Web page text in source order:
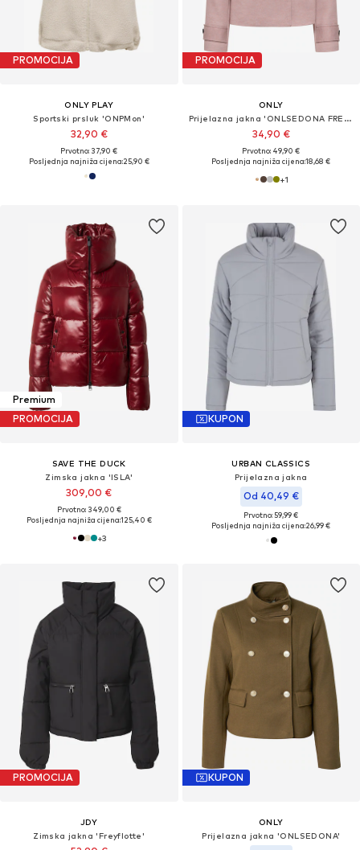
PROMOCIJA
ONLY PLAY
Sportski prsluk 'ONPMon'
32,90 €
Prvotno: 37,90 €
Posljednja najniža cijena:25,90 €
PROMOCIJA
ONLY
Prijelazna jakna 'ONLSEDONA FREJA'
34,90 €
Prvotno: 49,90 €
Posljednja najniža cijena:18,68 €
+1
Premium
PROMOCIJA
SAVE THE DUCK
Zimska jakna 'ISLA'
309,00 €
Prvotno: 349,00 €
Posljednja najniža cijena:125,40 €
+3
KUPON
URBAN CLASSICS
Prijelazna jakna
Od 40,49 €
Prvotno: 59,99 €
Posljednja najniža cijena:26,99 €
PROMOCIJA
JDY
Zimska jakna 'Freyflotte'
KUPON
ONLY
Prijelazna jakna 'ONLSEDONA'